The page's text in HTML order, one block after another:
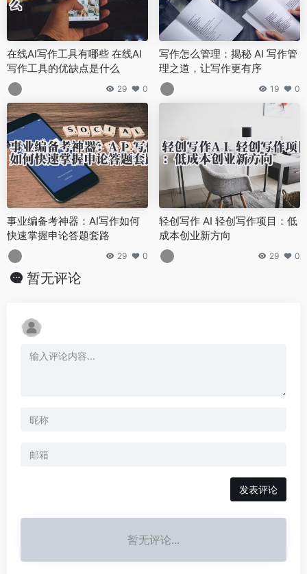
在线AI写作工具有哪些 在线AI
写作工具的优缺点是什么
29 0
写作怎么管理：揭秘 AI 写作管
理之道，让写作更有序
19 0
事业编备考神器：AI写作如何
快速掌握申论答题套路
29 0
轻创写作 AI 轻创写作项目：低
成本创业新方向
29 0
暂无评论
发表评论
暂无评论...